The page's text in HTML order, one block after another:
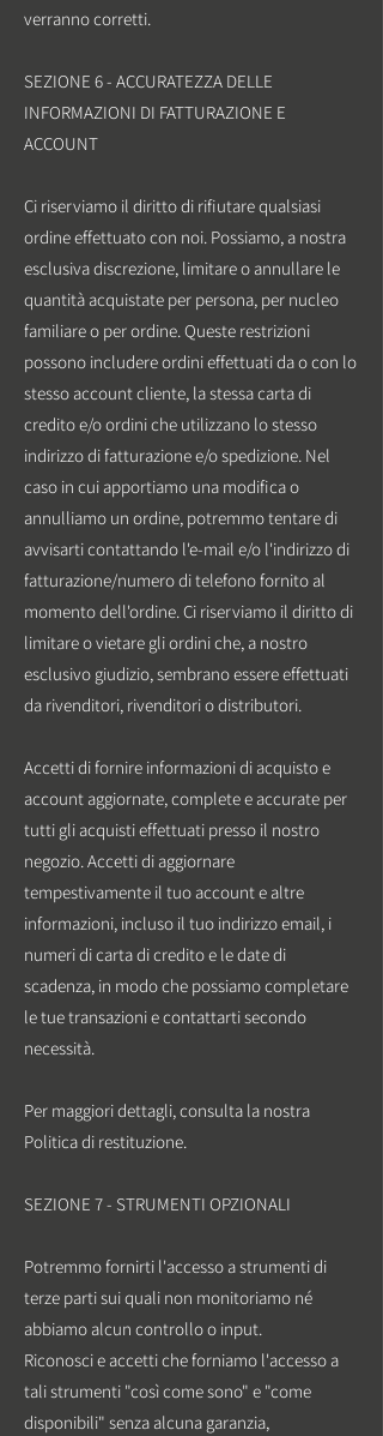
verranno corretti.
SEZIONE 6 - ACCURATEZZA DELLE
INFORMAZIONI DI FATTURAZIONE E
ACCOUNT
Ci riserviamo il diritto di rifiutare qualsiasi
ordine effettuato con noi. Possiamo, a nostra
esclusiva discrezione, limitare o annullare le
quantità acquistate per persona, per nucleo
familiare o per ordine. Queste restrizioni
possono includere ordini effettuati da o con lo
stesso account cliente, la stessa carta di
credito e/o ordini che utilizzano lo stesso
indirizzo di fatturazione e/o spedizione. Nel
caso in cui apportiamo una modifica o
annulliamo un ordine, potremmo tentare di
avvisarti contattando l'e-mail e/o l'indirizzo di
fatturazione/numero di telefono fornito al
momento dell'ordine. Ci riserviamo il diritto di
limitare o vietare gli ordini che, a nostro
esclusivo giudizio, sembrano essere effettuati
da rivenditori, rivenditori o distributori.
Accetti di fornire informazioni di acquisto e
account aggiornate, complete e accurate per
tutti gli acquisti effettuati presso il nostro
negozio. Accetti di aggiornare
tempestivamente il tuo account e altre
informazioni, incluso il tuo indirizzo email, i
numeri di carta di credito e le date di
scadenza, in modo che possiamo completare
le tue transazioni e contattarti secondo
necessità.
Per maggiori dettagli, consulta la nostra
Politica di restituzione.
SEZIONE 7 - STRUMENTI OPZIONALI
Potremmo fornirti l'accesso a strumenti di
terze parti sui quali non monitoriamo né
abbiamo alcun controllo o input.
Riconosci e accetti che forniamo l'accesso a
tali strumenti "così come sono" e "come
disponibili" senza alcuna garanzia,